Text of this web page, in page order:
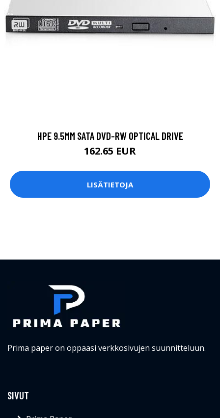
HPE 9.5MM SATA DVD-RW OPTICAL DRIVE
162.65 EUR
LISÄTIETOJA
Prima paper on oppaasi verkkosivujen suunnitteluun.
SIVUT